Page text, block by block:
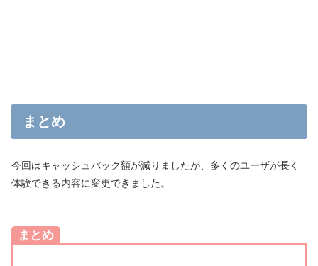
まとめ
今回はキャッシュバック額が減りましたが、多くのユーザが長く
体験できる内容に変更できました。
まとめ